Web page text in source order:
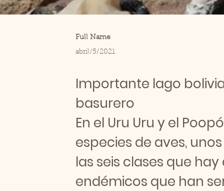
Full Name
abril/5/2021
Importante lago
basurero
En el Uru Uru y el
especies de aves,
las seis clases que
endémicos que han